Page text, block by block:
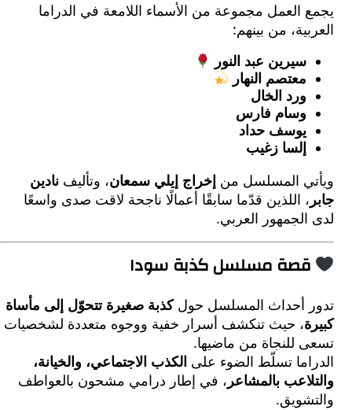
العمل مجموعة من الأسماء اللامعة في الدراما
من بينهم:
سيرين عبد النور
معتصم النهار
ورد الخال
وسام فارس
يوسف حداد
إلسا زغيب
المسلسل منإخراج إيلي سمعان ، وتأليف نادين
، اللذين قدّما سابقًا أعمالًا ناجحة لاقت صدى واسعًا
العربي.
مسلسل كذبة سودا
أحداث المسلسل حولكذبة صغيرة تتحوّل إلى مأساة
، حيث تنكشف أسرار خفية ووجوه متعددة لشخصيات
للنجاة من ماضيها.
تسلّط الضوء علىالكذب الاجتماعي، والخيانة،
بالمشاعر، في إطار درامي مشحون بالعواطف